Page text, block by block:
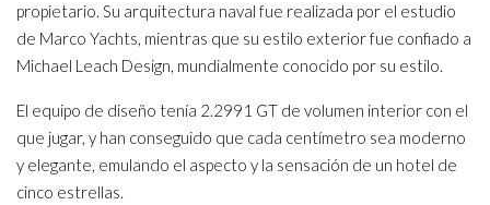
propietario. Su arquitectura naval fue realizada por el estudio
de Marco Yachts, mientras que su estilo exterior fue confiado a
Michael Leach Design, mundialmente conocido por su estilo.
El equipo de diseño tenía 2.2991 GT de volumen interior con el
que jugar, y han conseguido que cada centímetro sea moderno
y elegante, emulando el aspecto y la sensación de un hotel de
cinco estrellas.